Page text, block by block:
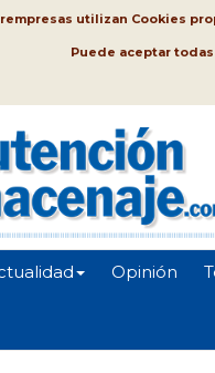
utilizan Cookies
Puede aceptar todas
Opinión